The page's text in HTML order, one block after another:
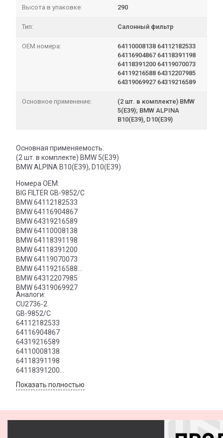
Высота в упаковке: 290
Тип: Салонный фильтр
OEM номера:
64110008138 64112182533
64116904867 64118391198
64118391200 64119070073
64119216588 64312207985
64319069927 64319216589
Основное применение:
(2 шт. в комплекте) BMW
5(E39); BMW ALPINA
B10(E39), D10(E39)
Основная применяемость:
(2 шт. в комплекте) BMW 5(E39)
BMW ALPINA B10(E39), D10(E39)
Номера OEM:
BIG FILTER GB-9852/C
BMW 64112182533
BMW 64116904867
BMW 64319216589
BMW 64110008138
BMW 64118391198
BMW 64118391200
BMW 64119070073
BMW 64119216588
BMW 64312207985
BMW 64319069927
Аналоги:
CU2736-2
GB-9852/C
64112182533
64116904867
64319216589
64110008138
64118391198
64118391200
64119216588
Показать полностью